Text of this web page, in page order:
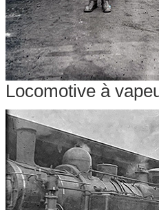
Locomotive à